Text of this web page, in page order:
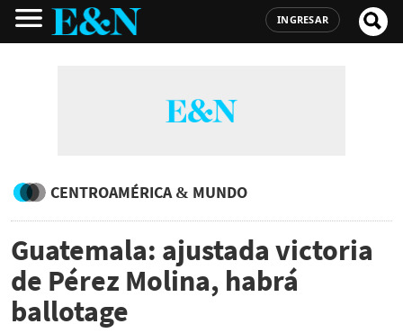
INGRESAR
CENTROAMÉRICA & MUNDO
Guatemala: ajustada victoria
de Pérez Molina, habrá
ballotage